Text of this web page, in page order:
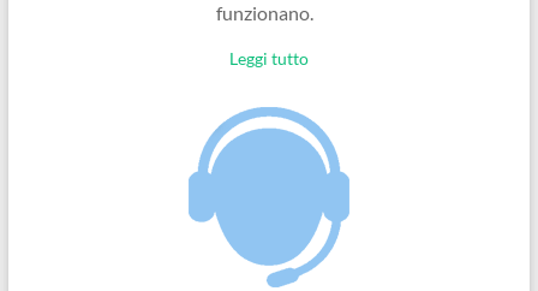
funzionano.
Leggi tutto